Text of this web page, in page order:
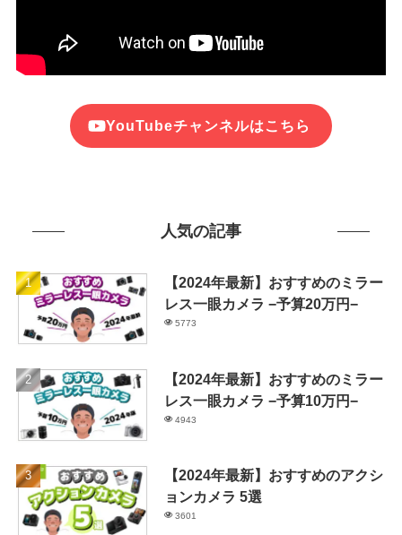
YouTubeチャンネルはこちら
人気の記事
【2024年最新】おすすめのミラー
レス一眼カメラ −予算20万円−
5773
【2024年最新】おすすめのミラー
レス一眼カメラ −予算10万円−
4943
【2024年最新】おすすめのアクシ
ョンカメラ 5選
3601